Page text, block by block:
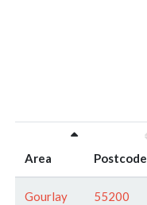
Area Postcode
Gourlay
55200